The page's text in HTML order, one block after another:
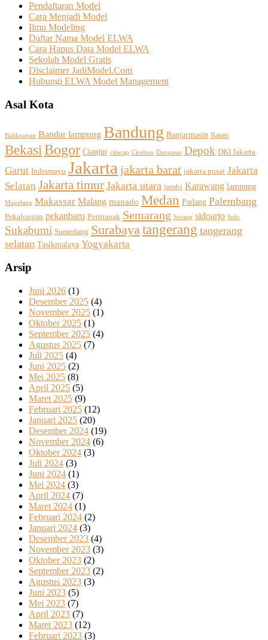
Pendaftaran Model
Cara Menjadi Model
Ilmu Modeling
Daftar Nama Model ELWA
Cara Hapus Data Model ELWA
Sekolah Model Gratis
Disclaimer JadiModel.Com
Hubungi ELWA Model Management
Asal Kota
Balikpapan Bandar lampung Bandung Banjarmasin Batam
Bekasi Bogor Cianjur cilacap Cirebon Denpasar Depok DKI Jakarta
Garut Indramayu Jakarta jakarta barat jakarta pusat Jakarta
Selatan Jakarta timur Jakarta utara jambi Karawang lampung
Magelang Makassar Malang manado Medan Padang Palembang
Pekalongan pekanbaru Pontianak Semarang Serang sidoarjo Solo
Sukabumi Sumedang Surabaya tangerang tangerang
selatan Tasikmalaya Yogyakarta
Arsip
Juni 2026 (1)
Desember 2025 (4)
November 2025 (1)
Oktober 2025 (1)
September 2025 (4)
Agustus 2025 (7)
Juli 2025 (4)
Juni 2025 (2)
Mei 2025 (8)
April 2025 (5)
Maret 2025 (9)
Februari 2025 (12)
Januari 2025 (20)
Desember 2024 (19)
November 2024 (6)
Oktober 2024 (3)
Juli 2024 (3)
Juni 2024 (1)
Mei 2024 (3)
April 2024 (7)
Maret 2024 (1)
Februari 2024 (2)
Januari 2024 (3)
Desember 2023 (4)
November 2023 (3)
Oktober 2023 (2)
September 2023 (2)
Agustus 2023 (3)
Juni 2023 (5)
Mei 2023 (7)
April 2023 (7)
Maret 2023 (12)
Februari 2023 (3)